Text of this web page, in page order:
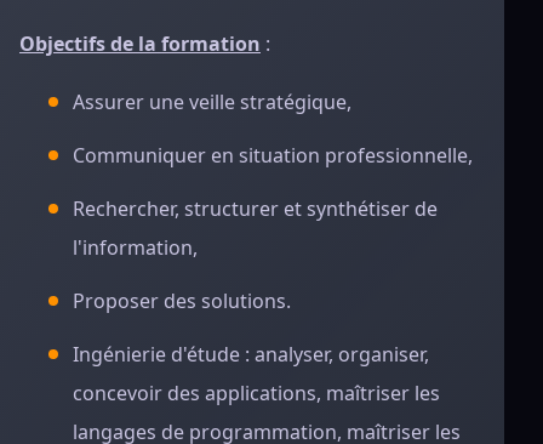
Objectifs de la formation :
Assurer une veille stratégique,
Communiquer en situation professionnelle,
Rechercher, structurer et synthétiser de
l'information,
Proposer des solutions.
Ingénierie d'étude : analyser, organiser,
concevoir des applications, maîtriser les
langages de programmation, maîtriser les